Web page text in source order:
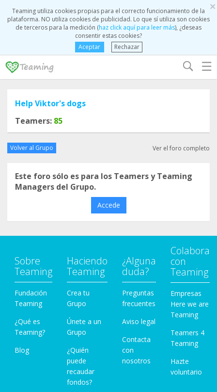
×
Teaming utiliza cookies propias para el correcto funcionamiento de la
plataforma. NO utiliza cookies de publicidad. Lo que sí utiliza son cookies
de terceros para la medición (haz click aquí para leer más), ¿deseas
consentir estas cookies?
Aceptar
Rechazar
☰
Help Viktor's dogs
Teamers: 85
Volver al Grupo Ver el foro completo
Este foro sólo es para los Teamers y Teaming
Managers del Grupo.
Accede
Sobre
Teaming
Fundación
Teaming
¿Qué es
Teaming?
Blog
Haciendo
Teaming
Crea tu
Grupo
Únete a un
Grupo
¿Quién
puede
recaudar
fondos?
¿Alguna
duda?
Preguntas
frecuentes
Aviso legal
Contacta
con
nosotros
Colabora
con
Teaming
Empresas
Here we are
Teaming
Teamers 4
Teaming
Hazte
voluntario